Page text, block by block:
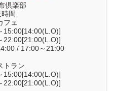
倶楽部
間
フェ
22:00[21:00(L.O)]
/ 17:00～21:00
トラン
22:00[21:00(L.O)]